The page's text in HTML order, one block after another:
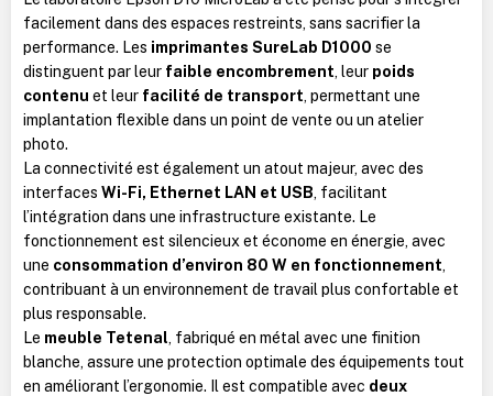
facilement dans des espaces restreints, sans sacrifier la
performance. Les imprimantes SureLab D1000 se
distinguent par leur faible encombrement, leur poids
contenu et leur facilité de transport, permettant une
implantation flexible dans un point de vente ou un atelier
photo.
La connectivité est également un atout majeur, avec des
interfaces Wi-Fi, Ethernet LAN et USB, facilitant
l’intégration dans une infrastructure existante. Le
fonctionnement est silencieux et économe en énergie, avec
une consommation d’environ 80 W en fonctionnement,
contribuant à un environnement de travail plus confortable et
plus responsable.
Le meuble Tetenal, fabriqué en métal avec une finition
blanche, assure une protection optimale des équipements tout
en améliorant l’ergonomie. Il est compatible avec deux